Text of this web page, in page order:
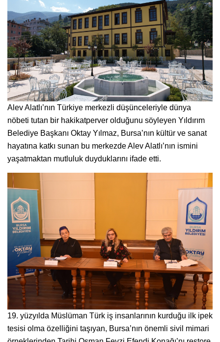
Alev Alatlı’nın Türkiye merkezli düşünceleriyle dünya
nöbeti tutan bir hakikatperver olduğunu söyleyen Yıldırım
Belediye Başkanı Oktay Yılmaz, Bursa’nın kültür ve sanat
hayatına katkı sunan bu merkezde Alev Alatlı’nın ismini
yaşatmaktan mutluluk duyduklarını ifade etti.
19. yüzyılda Müslüman Türk iş insanlarının kurduğu ilk ipek
tesisi olma özelliğini taşıyan, Bursa’nın önemli sivil mimari